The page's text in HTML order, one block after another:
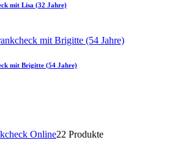
mit Lisa (32 Jahre)
mit Brigitte (54 Jahre)
Online22 Produkte